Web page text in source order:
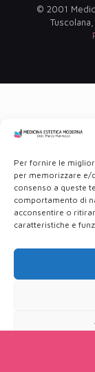
Per fornire le
per memorizzare e/
consenso a queste
comportamento di
acconsentire o
caratteristiche e
© 2001